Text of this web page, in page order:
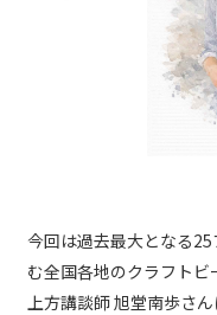
今回は過去最大となる
む全国各地のクラフトビ
上方講談師 旭堂南歩さ